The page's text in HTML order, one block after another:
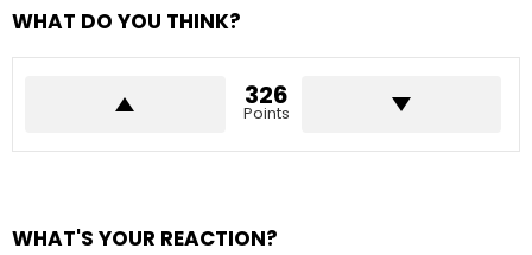
WHAT DO YOU THINK?
326
Points
WHAT'S YOUR REACTION?